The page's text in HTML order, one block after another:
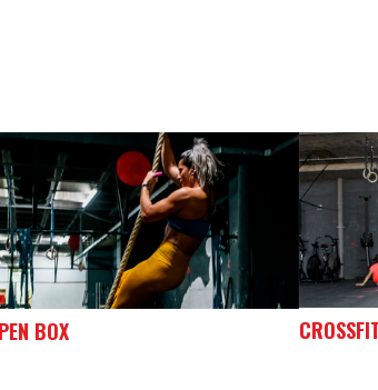
BOX